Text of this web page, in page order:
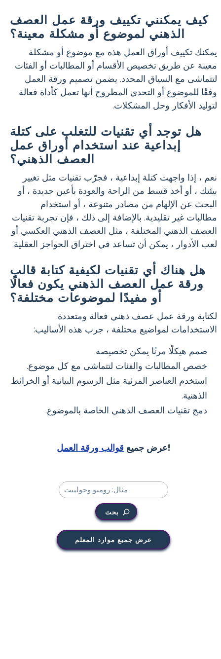
كيف يمكنني تكييف ورقة عمل العصف
الذهني لموضوع أو مشكلة معينة؟
يمكنك تكييف أوراق العمل هذه مع موضوع أو مشكلة
معينة عن طريق تخصيص الأقسام أو المطالبات أو الفئات
لتتماشى مع السياق المحدد. يضمن تصميم ورقة العمل
وفقًا للموضوع أو التحدي المطروح أنها تعمل كأداة فعالة
لتوليد الأفكار وحل المشكلات.
هل توجد أي تقنيات للتغلب على كتلة
إبداعية عند استخدام أوراق عمل
العصف الذهني؟
نعم ، إذا واجهت كتلة إبداعية ، فجرّب تقنيات مثل تغيير
بيئتك ، أو أخذ قسط من الراحة والعودة بأعين جديدة ، أو
البحث عن الإلهام من مصادر متنوعة ، أو استخدام
مطالبات غير تقليدية. بالإضافة إلى ذلك ، فإن تجربة تقنيات
العصف الذهني المختلفة ، مثل العصف الذهني العكسي أو
لعب الأدوار ، يمكن أن تساعد في اختراق الحواجز العقلية.
هل هناك أي تقنيات لكيفية كتابة قالب
ورقة عمل العصف الذهني يكون فعالًا
أو مفيدًا لموضوعات مختلفة؟
لكتابة ورقة عمل عصف ذهني فعالة ومتعددة
الاستخدامات لمواضيع مختلفة ، جرب هذه الأساليب:
صمم هيكلًا مرنًا يمكن تخصيصه.
خصص المطالبات والفئات لتتماشى مع كل موضوع.
استخدم العناصر المرئية مثل الرسوم البيانية أو الخرائط
الذهنية.
دمج تقنيات العصف الذهني الخاصة بالموضوع.
عرض جميع قوالب ورقة العمل !
بحث
عرض جميع موارد المعلم